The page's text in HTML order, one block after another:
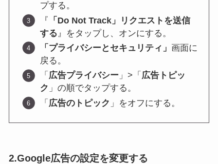
プする。
『 「Do Not Track」リクエストを送信
する 』をタップし、オンにする。
「プライバシーとセキュリティ」 画面に
戻る。
「 広告プライバシー 」>「 広告トピッ
ク 」の順でタップする。
「 広告のトピック 」をオフにする。
2.Google広告の設定を変更する